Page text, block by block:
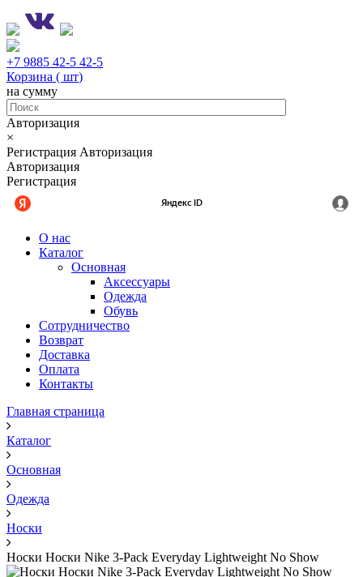
+7 9885 42-5 42-5
Корзина ( шт)
на сумму
Авторизация
×
Регистрация Авторизация
Авторизация
Регистрация
О нас
Каталог
Основная
Аксессуары
Одежда
Обувь
Сотрудничество
Возврат
Доставка
Оплата
Контакты
Главная страница
Каталог
Основная
Одежда
Носки
Носки Носки Nike 3-Pack Everyday Lightweight No Show